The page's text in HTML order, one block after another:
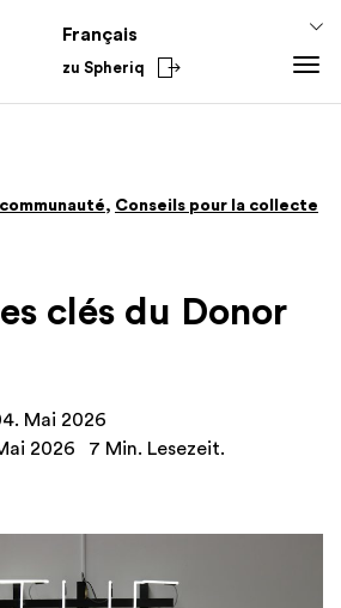
Français
zu Spheriq
de fonds
, Conseils pour la collecte
clés du Donor
Mai 2026
2026
7 Min. Lesezeit.